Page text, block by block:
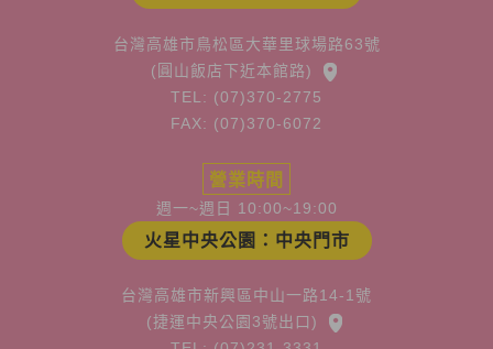
台灣高雄市鳥松區大華里球場路63號
(圓山飯店下近本館路)
TEL: (07)370-2775
FAX: (07)370-6072
營業時間
週一~週日 10:00~19:00
火星中央公園：中央門市
台灣高雄市新興區中山一路14-1號
(捷運中央公園3號出口)